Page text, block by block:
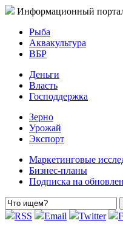
Информационный
Рыба
Аквакультура
ВБР
Деньги
Власть
Господдержка
Зерно
Урожай
Экспорт
Маркетинговые
Бизнес-планы
Подписка на
RSS Email Twitter